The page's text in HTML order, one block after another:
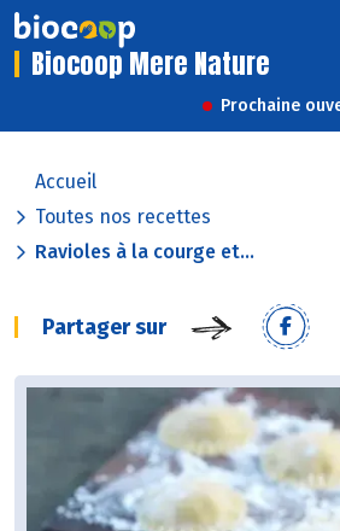
Biocoop Mere Nature
Prochaine
Accueil
Toutes nos recettes
Ravioles à la courge et...
Partager sur